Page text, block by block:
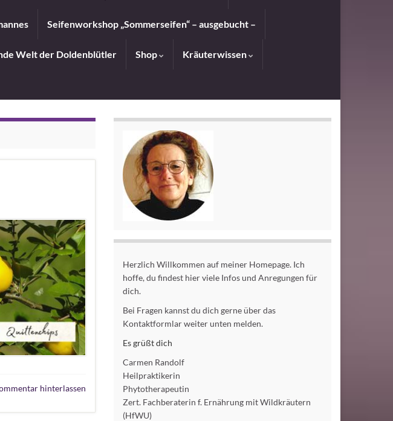
Seifenworkshop „Sommerseifen“ – ausgebucht –
Welt der Doldenblütler Shop Kräuterwissen
hinterlassen
Herzlich Willkommen auf meiner Homepage. Ich
hoffe, du findest hier viele Infos und Anregungen für
dich.
Bei Fragen kannst du dich gerne über das
Kontaktformlar weiter unten melden.
Es grüßt dich
Carmen Randolf
Heilpraktikerin
Phytotherapeutin
Zert. Fachberaterin f. Ernährung mit Wildkräutern
(HfWU)